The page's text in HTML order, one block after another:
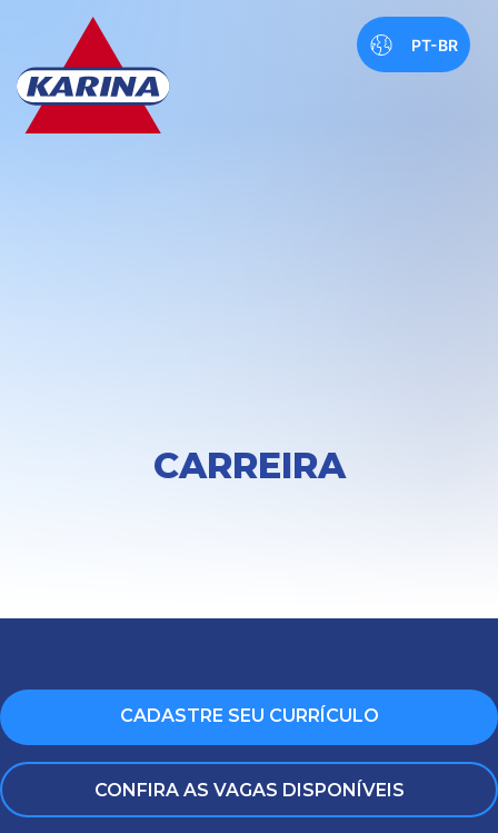
PT-BR
CARREIRA
CADASTRE SEU CURRÍCULO
CONFIRA AS VAGAS DISPONÍVEIS